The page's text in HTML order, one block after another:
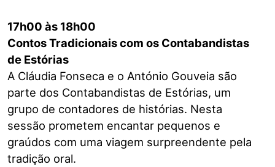
17h00 às 18h00
Contos Tradicionais com os Contabandistas
de Estórias
A Cláudia Fonseca e o António Gouveia são
parte dos Contabandistas de Estórias, um
grupo de contadores de histórias. Nesta
sessão prometem encantar pequenos e
graúdos com uma viagem surpreendente pela
tradição oral.